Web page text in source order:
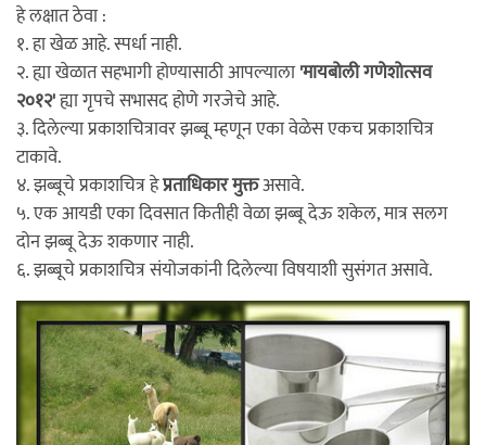
हे लक्षात ठेवा :
१. हा खेळ आहे. स्पर्धा नाही.
२. ह्या खेळात सहभागी होण्यासाठी आपल्याला'मायबोली गणेशोत्सव
२०१२'ह्या गृपचे सभासद होणे गरजेचे आहे.
३. दिलेल्या प्रकाशचित्रावर झब्बू म्हणून एका वेळेस एकच प्रकाशचित्र
टाकावे.
४. झब्बूचे प्रकाशचित्र हेप्रताधिकार मुक्तअसावे.
५. एक आयडी एका दिवसात कितीही वेळा झब्बू देऊ शकेल, मात्र सलग
दोन झब्बू देऊ शकणार नाही.
६. झब्बूचे प्रकाशचित्र संयोजकांनी दिलेल्या विषयाशी सुसंगत असावे.